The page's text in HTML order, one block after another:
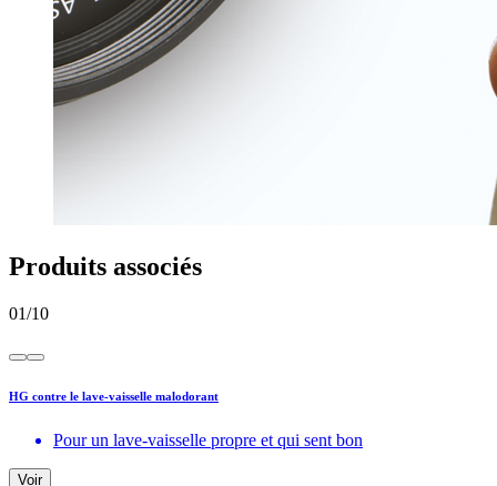
Produits associés
01/10
HG contre le lave-vaisselle malodorant
Pour un lave-vaisselle propre et qui sent bon
Voir